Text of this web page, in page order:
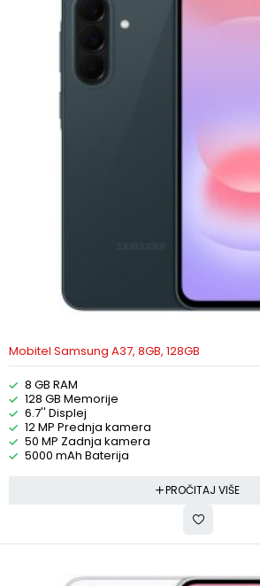
Mobitel Samsung A37, 8GB, 128GB
8 GB RAM
128 GB Memorije
6.7'' Displej
12 MP Prednja kamera
50 MP Zadnja kamera
5000 mAh Baterija
PROČITAJ VIŠE